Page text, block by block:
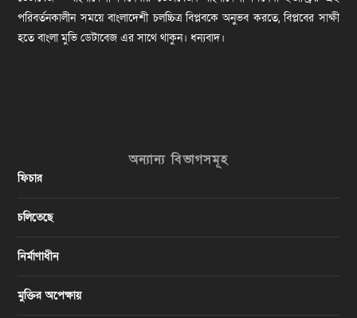
পরিবর্তনকালীন সময়ে বাংলাদেশী চলচ্চিত্র বিপ্লবকে অনুভব করতে, বিপ্লবের সাক্ষী
হতে বাংলা মুভি ডেটাবেজ এর সাথে থাকুন। ধন্যবাদ।
অন্যান্য বিভাগসমূহ
ফিচার
চলিতেছে
নির্মাণাধীন
মুক্তির অপেক্ষায়